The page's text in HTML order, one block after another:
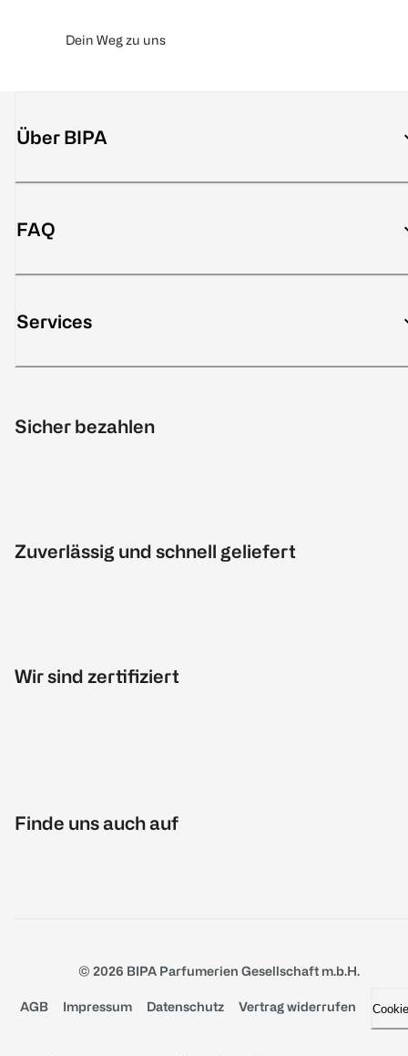
Dein Weg zu uns
Über BIPA
FAQ
Services
Sicher bezahlen
Zuverlässig und schnell geliefert
Wir sind zertifiziert
Finde uns auch auf
© 2026 BIPA Parfumerien Gesellschaft m.b.H.
AGB Impressum Datenschutz Vertrag widerrufen